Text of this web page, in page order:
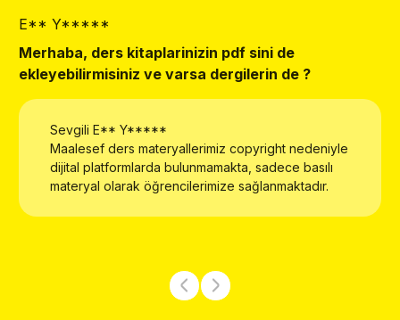
E** Y*****
Merhaba, ders kitaplarinizin pdf sini de
ekleyebilirmisiniz ve varsa dergilerin de ?
Sevgili E** Y*****
Maalesef ders materyallerimiz copyright nedeniyle
dijital platformlarda bulunmamakta, sadece basılı
materyal olarak öğrencilerimize sağlanmaktadır.